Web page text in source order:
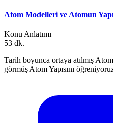
Atom Modelleri ve Atomun
Konu Anlatımı
53 dk.
Tarih boyunca ortaya atılmış
görmüş Atom Yapısını